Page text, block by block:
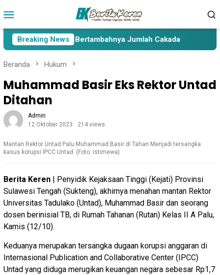
ke
Mobile
Breaking News
Paslon Pasca Bertambahnya Jumlah Cakada
Beranda Hukum
Muhammad Basir Eks Rektor Untad
Ditahan
Admin
12 Oktober 2023
214 views
Mantan Rektor Untad Palu Muhammad Basir di Tahan Menjadi tersangka
kasus korupsi IPCC Untad. (Foto: Istimewa)
Berita Keren | Penyidik Kejaksaan Tinggi (Kejati) Provinsi
Sulawesi Tengah (Sukteng), akhirnya menahan mantan Rektor
Universitas Tadulako (Untad), Muhammad Basir dan seorang
dosen berinisial TB, di Rumah Tahanan (Rutan) Kelas II A Palu,
Kamis (12/10).
Keduanya merupakan tersangka dugaan korupsi anggaran di
Internasional Publication and Collaborative Center (IPCC)
Untad yang diduga merugikan keuangan negara sebesar Rp1,7